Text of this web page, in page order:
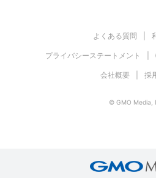
よくある質問
プライバシーステートメント
会社概要 採
© GMO Media,